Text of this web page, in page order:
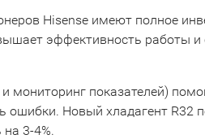
Hisense имеют полное
эффективность работы и
мониторинг показателей)
ошибки. Новый хладагент R32
на 3-4%.